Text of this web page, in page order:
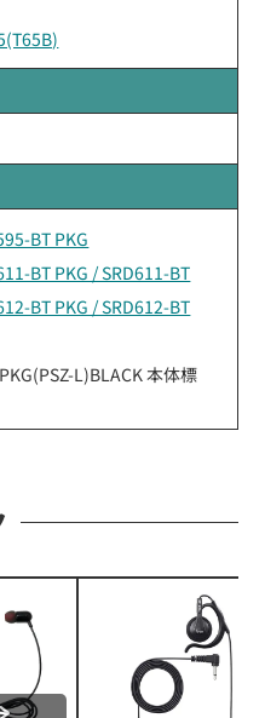
BT PKG
BT PKG / SRD611-BT
BT PKG / SRD612-BT
L)BLACK 本体標